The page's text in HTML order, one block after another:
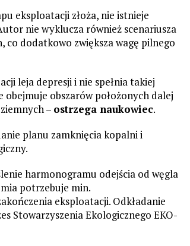
eksploatacji złoża, nie istnieje
nie wyklucza również scenariusza
co dodatkowo zwiększa wagę pilnego
leja depresji i nie spełnia takiej
obszarów położonych dalej
– ostrzega naukowiec.
planu zamknięcia kopalni i
harmonogramu odejścia od węgla
potrzebuje min.
eksploatacji. Odkładanie
Stowarzyszenia Ekologicznego EKO-